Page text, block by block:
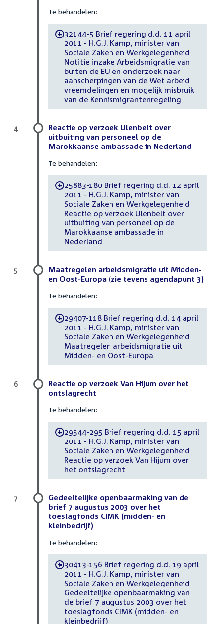
Te behandelen:
-32144-5 Brief regering d.d. 11 april
2011 - H.G.J. Kamp, minister van
Sociale Zaken en Werkgelegenheid
Notitie inzake Arbeidsmigratie van
buiten de EU en onderzoek naar
aanscherpingen van de Wet arbeid
vreemdelingen en mogelijk misbruik
van de Kennismigrantenregeling
Reactie op verzoek Ulenbelt over
uitbuiting van personeel op de
Marokkaanse ambassade in Nederland
Te behandelen:
-25883-180 Brief regering d.d. 12 april
2011 - H.G.J. Kamp, minister van
Sociale Zaken en Werkgelegenheid
Reactie op verzoek Ulenbelt over
uitbuiting van personeel op de
Marokkaanse ambassade in
Nederland
4
Maatregelen arbeidsmigratie uit Midden-
en Oost-Europa (zie tevens agendapunt 3)
Te behandelen:
-29407-118 Brief regering d.d. 14 april
2011 - H.G.J. Kamp, minister van
Sociale Zaken en Werkgelegenheid
Maatregelen arbeidsmigratie uit
Midden- en Oost-Europa
5
Reactie op verzoek Van Hijum over het
ontslagrecht
Te behandelen:
-29544-295 Brief regering d.d. 15 april
2011 - H.G.J. Kamp, minister van
Sociale Zaken en Werkgelegenheid
Reactie op verzoek Van Hijum over
het ontslagrecht
6
Gedeeltelijke openbaarmaking van de
brief 7 augustus 2003 over het
toeslagfonds CIMK (midden- en
kleinbedrijf)
Te behandelen:
-30413-156 Brief regering d.d. 19 april
2011 - H.G.J. Kamp, minister van
Sociale Zaken en Werkgelegenheid
Gedeeltelijke openbaarmaking van
de brief 7 augustus 2003 over het
toeslagfonds CIMK (midden- en
kleinbedrijf)
7